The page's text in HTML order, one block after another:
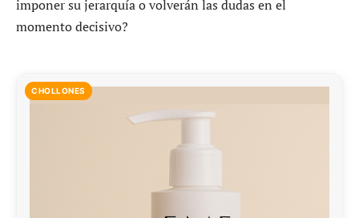
imponer su jerarquía o volverán las dudas en el
momento decisivo?
CHOLLONES